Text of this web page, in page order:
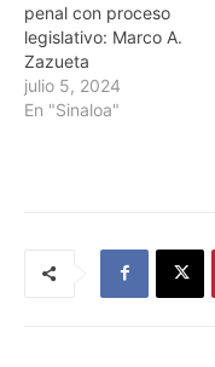
penal con proceso
legislativo: Marco A.
Zazueta
julio 5, 2024
En "Sinaloa"